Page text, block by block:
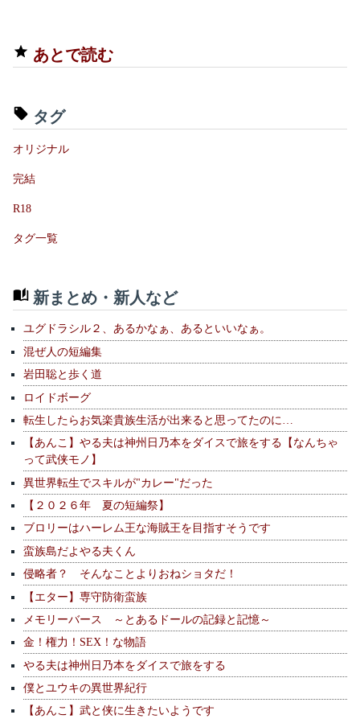
あとで読む
タグ
オリジナル
完結
R18
タグ一覧
新まとめ・新人など
ユグドラシル２、あるかなぁ、あるといいなぁ。
混ぜ人の短編集
岩田聡と歩く道
ロイドボーグ
転生したらお気楽貴族生活が出来ると思ってたのに…
【あんこ】やる夫は神州日乃本をダイスで旅をする【なんちゃ
って武侠モノ】
異世界転生でスキルが"カレー"だった
【２０２６年 夏の短編祭】
ブロリーはハーレム王な海賊王を目指すそうです
蛮族島だよやる夫くん
侵略者？ そんなことよりおねショタだ！
【エター】専守防衛蛮族
メモリーバース ～とあるドールの記録と記憶～
金！権力！SEX！な物語
やる夫は神州日乃本をダイスで旅をする
僕とユウキの異世界紀行
【あんこ】武と侠に生きたいようです